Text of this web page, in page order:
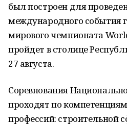
был построен для
международного события
мирового чемпионата
пройдет в столице
27 августа.
Соревнования
проходят по
профессий: строительной